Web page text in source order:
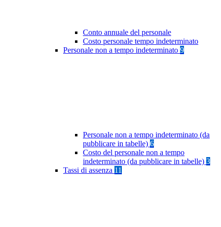
Conto annuale del personale
Costo personale tempo indeterminato
Personale non a tempo indeterminato 9
Personale non a tempo indeterminato (da
pubblicare in tabelle) 6
Costo del personale non a tempo
indeterminato (da pubblicare in tabelle) 3
Tassi di assenza 11